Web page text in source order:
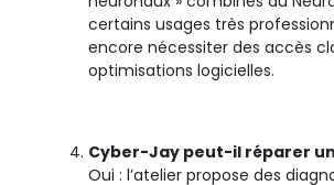
certains usages très
encore nécessiter des accès
optimisations logicielles.
Cyber-Jay peut-il réparer un
Oui : l’atelier propose des